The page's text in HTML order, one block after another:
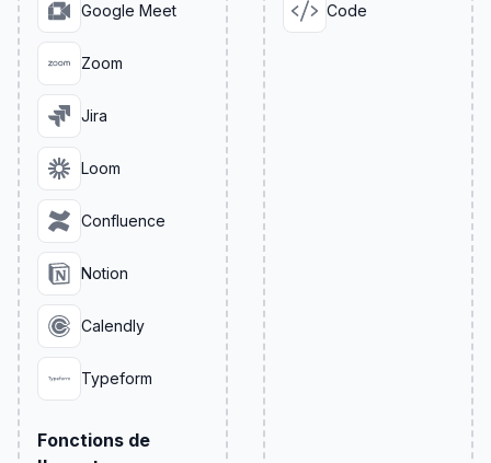
Google Meet
Zoom
Jira
Loom
Confluence
Notion
Calendly
Typeform
Fonctions de
Code